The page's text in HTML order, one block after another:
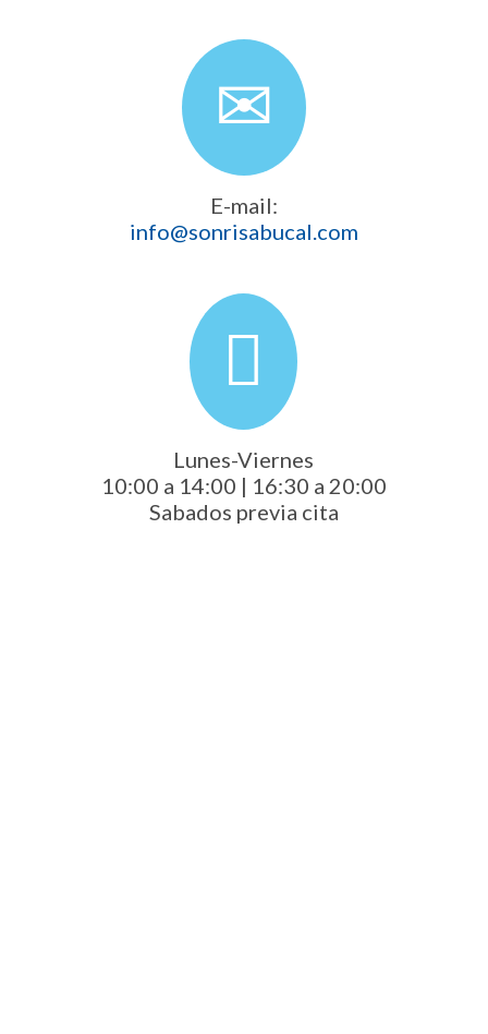
E-mail:
info@sonrisabucal.com
Lunes-Viernes
10:00 a 14:00 | 16:30 a 20:00
Sabados previa cita